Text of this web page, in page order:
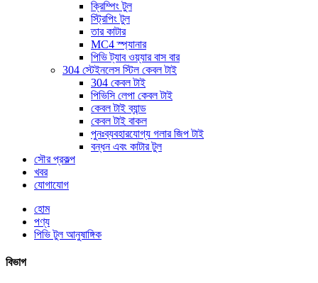
ক্রিম্পিং টুল
স্ট্রিপিং টুল
তার কাটার
MC4 স্প্যানার
পিভি ট্যাব ওয়্যার বাস বার
304 স্টেইনলেস স্টিল কেবল টাই
304 কেবল টাই
পিভিসি লেপা কেবল টাই
কেবল টাই ব্যান্ড
কেবল টাই বাকল
পুনঃব্যবহারযোগ্য গলার জিপ টাই
বন্ধন এবং কাটার টুল
সৌর প্রকল্প
খবর
যোগাযোগ
হোম
পণ্য
পিভি টুল আনুষাঙ্গিক
বিভাগ